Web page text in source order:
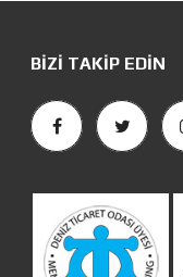
BIZI TAKIP EDIN